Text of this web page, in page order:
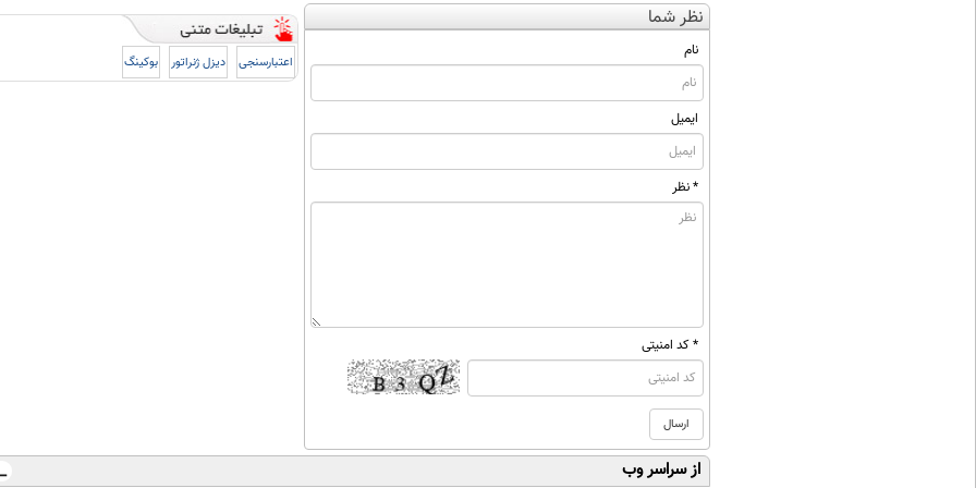
نظر شما
نام
ایمیل
* نظر
* کد امنیتی
اعتبارسنجی دیزل ژنراتور بوکینگ
از سراسر وب